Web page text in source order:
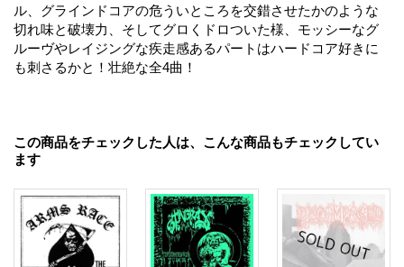
ル、グラインドコアの危ういところを交錯させたかのような
切れ味と破壊力、そしてグロくドロついた様、モッシーなグ
ルーヴやレイジングな疾走感あるパートはハードコア好きに
も刺さるかと！壮絶な全4曲！
この商品をチェックした人は、こんな商品もチェックしてい
ます